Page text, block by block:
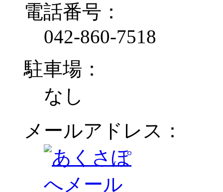
電話番号：
042-860-7518
駐車場：
なし
メールアドレス：